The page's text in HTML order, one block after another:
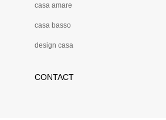
casa amare
casa basso
design casa
CONTACT